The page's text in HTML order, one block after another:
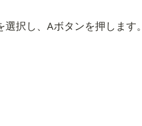
選択し、Aボタンを押します。